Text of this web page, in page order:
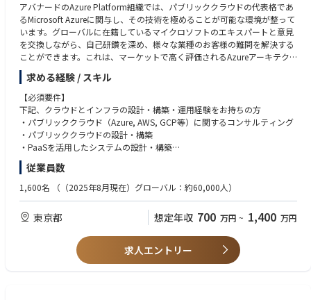
・チームのパフォーマンスとプロジェクト成果を向上させる戦略の開発お
よび推進
・プロジェクトの計画、実行、および納品を管理し、期限内かつ予算内で
完了
・プリセールス活動を通じて顧客のニーズを理解し、最適なクラウドソリ
ューションを提案
・顧客と関係を構築し、ビジネスの成長を支援
・顧客の経営層（CxOクラス）と折衝し、戦略的提案を実施
・社員教育をリードし、チームのスキルアップを目的とした継続的な学習
と成長を促進
・所属する組織の運営に参加し、組織内の各種課題への取り組み
【アバナードで働くことの魅力】
・マイクロソフトテクノロジーを活用したソリューションを展開するリー
・19度目のマイクロソフト グローバル SI パートナー アワードを受賞（20
24年）
・充実したトレーニングプログラム（年間80時間以上、認定資格取得への
・テクノロジーやスキル向上のための豊富なグローバルリソースの活用
・全ての社員のキャリアを支援するキャリアアドバイザー制度
・風通しが良く、チームワークで仕事を進められる環境
コンサルティング経験
・パブリッククラウドの要件定義、設計・構築
・PaaSを活用したシステムの設計・構築
・オンプレミスまたはプライベートクラウド環境のインフラの設計・構築
等
(2) (1)に記載の各種サービスに対するプリセールスの経験
（例）
・顧客向けの提案やプロジェクトの組成
・顧客との継続的な友好関係の構築
・社内ステークホルダーとの技術的なディスカッション
・顧客向けの商材開発、販売運用
(3) リーダーシップのご経験
・プロジェクト管理、チーム管理
・部下の人事評価を含む管理職業務
アバナードのAzure Platform組織では、パブリッククラウドの代表格であ
るMicrosoft Azureに関与し、その技術を極めることが可能な環境が整って
います。グローバルに在籍しているマイクロソフトのエキスパートと意見
を交換しながら、自己研鑽を深め、様々な業種のお客様の難問を解決する
ことができます。これは、マーケットで高く評価されるAzureアーキテク
トとしてのキャリアを築くための絶好のポジションです。これまでにAzur
e以外のクラウド（AWS、GCP等）を主に経験された方も、既存の知識を
活かしながら新たな挑戦をすることが可能です。
【具体的な業務内容】
・Microsoft Azureを活用したクラウドシステムの提案から設計、構築、導
入までを含めた、各種プロジェクトへの参加
クトによる）
・ITコンサルティングの提供（お客様の課題をヒアリングし、企画提案か
ら運用まで一貫して対応）
【アバナードで働くことの魅力 】
ディングカンパニーで働くこと
・19度目のマイクロソフト グローバル SI パートナー アワードを受賞（20
求める経験 / スキル
【必須要件】
下記、クラウドとインフラの設計・構築・運用経験をお持ちの方
・パブリッククラウド（Azure, AWS, GCP等）に関するコンサルティング
・パブリッククラウドの設計・構築
・PaaSを活用したシステムの設計・構築
・オンプレミスまたはプライベートクラウド環境のインフラの設計・構築
等
目的に沿った資料の作成、プレゼンテーション経験
ビジネスレベルの日本語（JLPT:N1目安）
・PMO、ITコンサルティング経験
従業員数
1,600名 （（2025年8月現在）グローバル：約60,000人）
東京都 想定年収 700 万円 ~ 1,400 万円
求人エントリー